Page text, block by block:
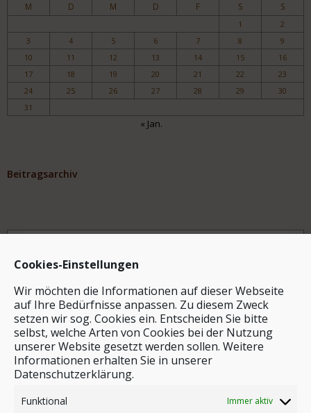
Cookies-Einstellungen
Wir möchten die Informationen auf dieser Webseite
auf Ihre Bedürfnisse anpassen. Zu diesem Zweck
setzen wir sog. Cookies ein. Entscheiden Sie bitte
selbst, welche Arten von Cookies bei der Nutzung
unserer Website gesetzt werden sollen. Weitere
Informationen erhalten Sie in unserer
Datenschutzerklärung.
Funktional Immer aktiv
M D M D F S S
1
2
3
4 5 6 7 8
9
10
11 12 13 14 15
16
17
18 19 20 21 22
23
24
25 26 27 28 29
30
31
« Jan.
Beitragsarchiv
Archiv
Stichwortsuche